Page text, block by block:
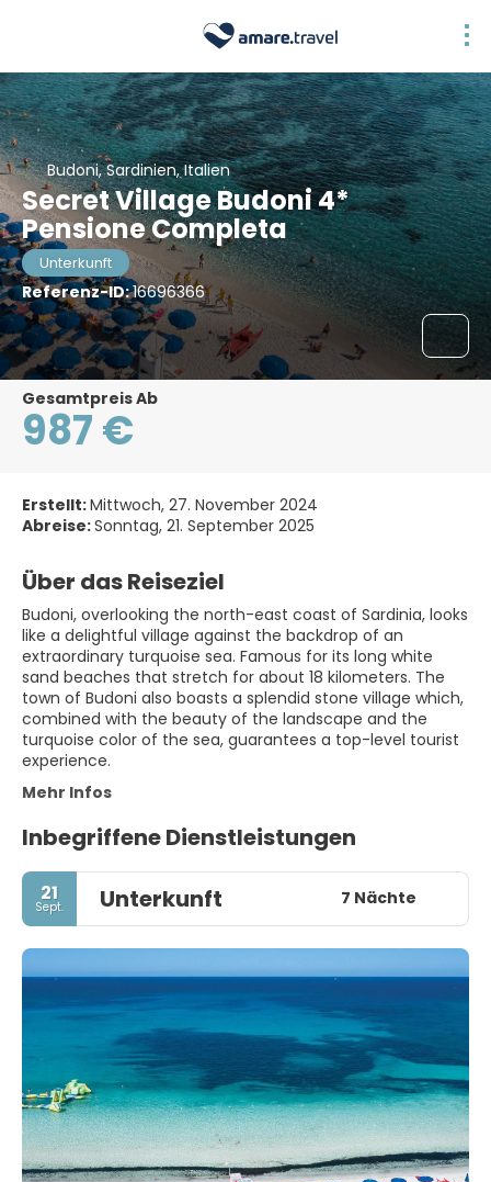
Budoni, Sardinien, Italien
Secret Village Budoni 4*
Pensione Completa
Unterkunft
Referenz-ID:16696366
Gesamtpreis Ab
987 €
Erstellt:Mittwoch, 27. November 2024
Abreise:Sonntag, 21. September 2025
Über das Reiseziel
Budoni, overlooking the north-east coast of Sardinia, looks
like a delightful village against the backdrop of an
extraordinary turquoise sea. Famous for its long white
sand beaches that stretch for about 18 kilometers. The
town of Budoni also boasts a splendid stone village which,
combined with the beauty of the landscape and the
turquoise color of the sea, guarantees a top-level tourist
experience.
Mehr Infos
Inbegriffene Dienstleistungen
21
Sept. Unterkunft 7 Nächte